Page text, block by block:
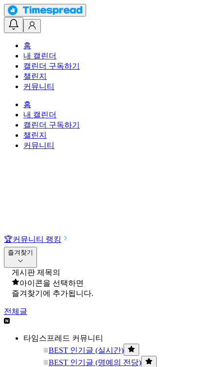
홈
내 캘린더
캘린더 구독하기
챌린지
커뮤니티
홈
내 캘린더
캘린더 구독하기
챌린지
커뮤니티
🏆커뮤니티 랭킹
즐겨찾기
게시판 제목의
아이콘을 선택하면
즐겨찾기에 추가됩니다.
전체글
타임스프레드 커뮤니티
BEST 인기글 (실시간)
BEST 인기글 (명예의 전당)